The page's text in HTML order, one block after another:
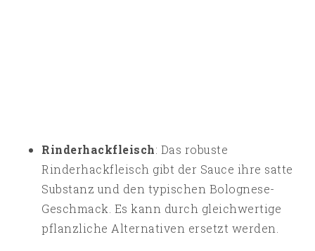
Rinderhackfleisch: Das robuste
Rinderhackfleisch gibt der Sauce ihre satte
Substanz und den typischen Bolognese-
Geschmack. Es kann durch gleichwertige
pflanzliche Alternativen ersetzt werden.